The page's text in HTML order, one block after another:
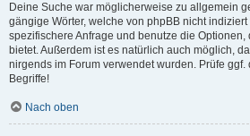
Deine Suche war möglicherweise zu allgemein
gängige Wörter, welche von phpBB nicht
spezifischere Anfrage und benutze die
bietet. Außerdem ist es natürlich auch möglich,
nirgends im Forum verwendet wurden. Prüfe
Begriffe!
Nach oben